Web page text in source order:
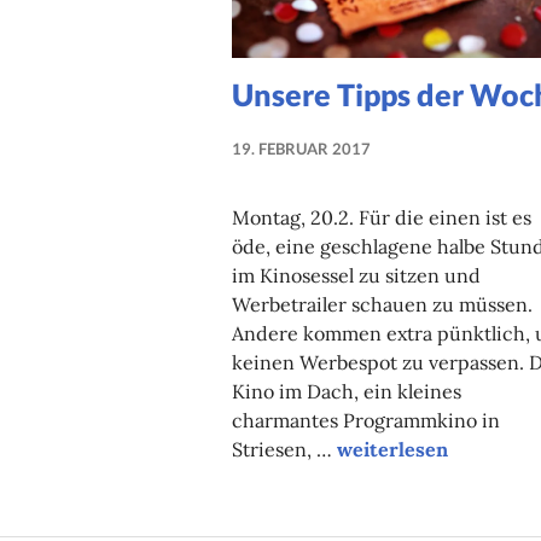
Unsere Tipps der
19. FEBRUAR 2017
Montag, 20.2. Für die einen ist es
öde, eine geschlagene halbe
im Kinosessel zu sitzen und
Werbetrailer schauen zu müssen.
Andere kommen extra pünktlich,
keinen Werbespot zu verpassen.
Kino im Dach, ein kleines
charmantes Programmkino in
Striesen, … Unsere Tipps der
weiterlesen